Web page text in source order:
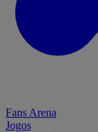
Fans Arena
Jogos